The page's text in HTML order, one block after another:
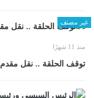
غير مصنف
منذ 11 شهرًا
توقف الحلقة .. نقل مقدم برنامج 90 دقيقة إلى